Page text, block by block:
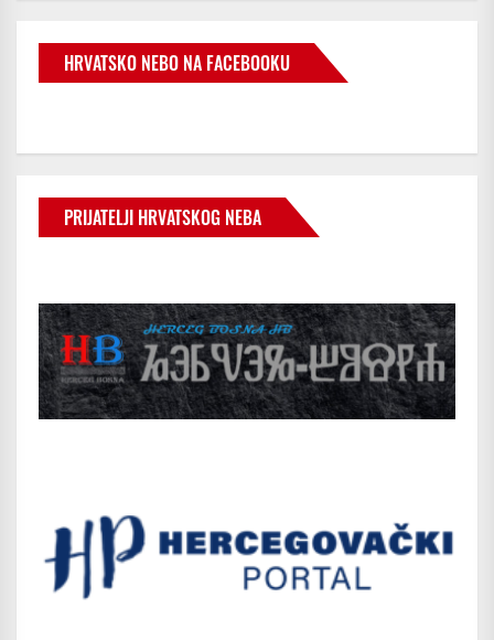
HRVATSKO NEBO NA FACEBOOKU
PRIJATELJI HRVATSKOG NEBA